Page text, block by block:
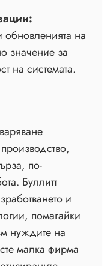
обновленията на
значение за
на системата.
по-
Буллитт
и
помагайки
нуждите на
малка фирма